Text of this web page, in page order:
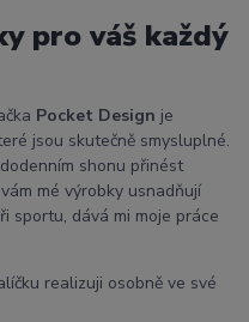
pro váš každý
Pocket Design je
jsou skutečně smysluplné.
shonu přinést
mé výrobky usnadňují
sportu, dává mi moje práce
realizuji osobně ve své